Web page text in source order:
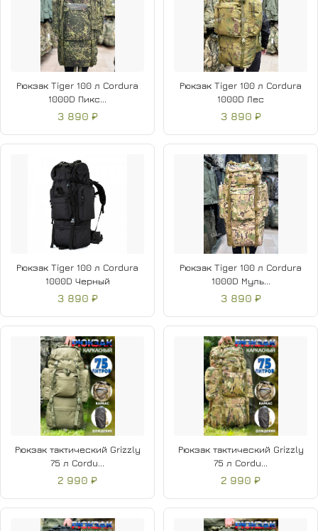
Рюкзак Tiger 100 л Cordura
1000D Пикс...
3 890 ₽
Рюкзак Tiger 100 л Cordura
1000D Лес
3 890 ₽
Рюкзак Tiger 100 л Cordura
1000D Черный
3 890 ₽
Рюкзак Tiger 100 л Cordura
1000D Муль...
3 890 ₽
Рюкзак тактический Grizzly
75 л Cordu...
2 990 ₽
Рюкзак тактический Grizzly
75 л Cordu...
2 990 ₽